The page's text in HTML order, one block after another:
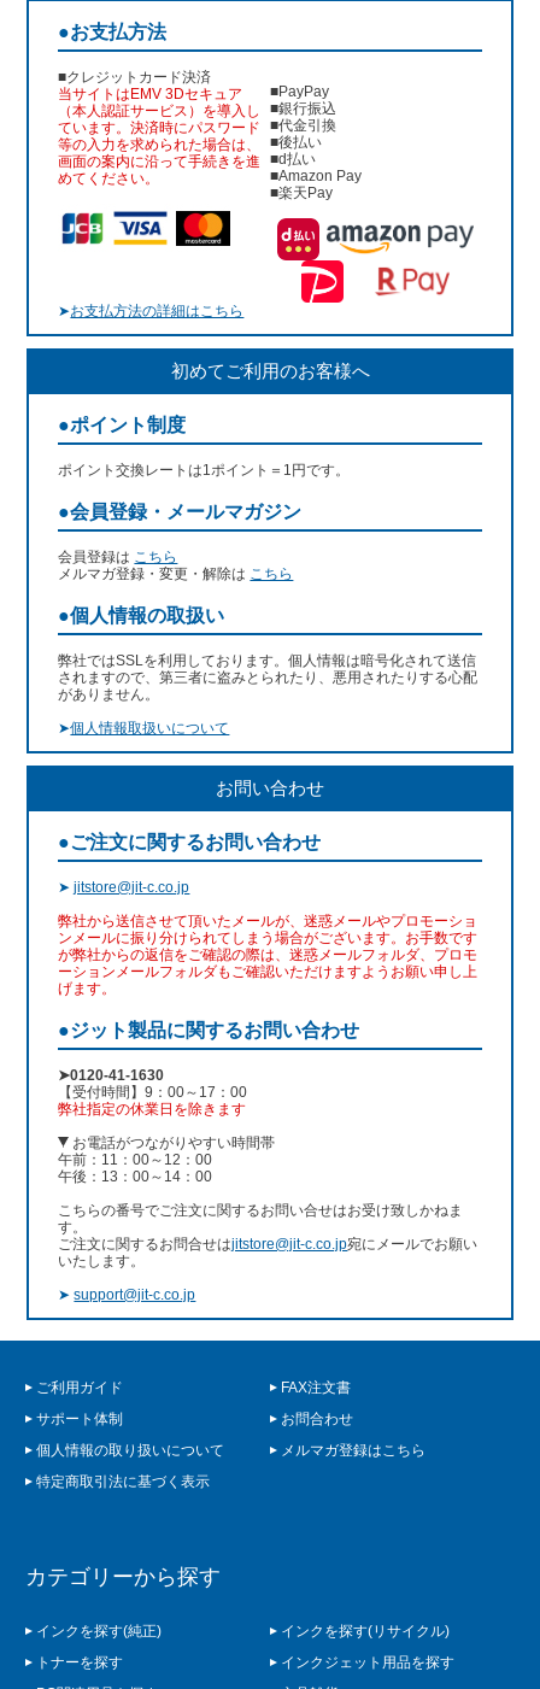
●お支払方法
■クレジットカード決済
当サイトはEMV 3Dセキュア
（本人認証サービス）を導入し
ています。決済時にパスワード
等の入力を求められた場合は、
画面の案内に沿って手続きを進
めてください。
■PayPay
■銀行振込
■代金引換
■後払い
■d払い
■Amazon Pay
■楽天Pay
➤お支払方法の詳細はこちら
初めてご利用のお客様へ
●ポイント制度
ポイント交換レートは1ポイント＝1円です。
●会員登録・メールマガジン
会員登録は こちら
メルマガ登録・変更・解除は こちら
●個人情報の取扱い
弊社ではSSLを利用しております。個人情報は暗号化されて送信
されますので、第三者に盗みとられたり、悪用されたりする心配
がありません。
➤個人情報取扱いについて
お問い合わせ
●ご注文に関するお問い合わせ
➤jitstore@jit-c.co.jp
弊社から送信させて頂いたメールが、迷惑メールやプロモーショ
ンメールに振り分けられてしまう場合がございます。お手数です
が弊社からの返信をご確認の際は、迷惑メールフォルダ、プロモ
ーションメールフォルダもご確認いただけますようお願い申し上
げます。
●ジット製品に関するお問い合わせ
➤0120-41-1630
【受付時間】9：00～17：00
弊社指定の休業日を除きます
お電話がつながりやすい時間帯
午前：11：00～12：00
午後：13：00～14：00
こちらの番号でご注文に関するお問い合せはお受け致しかねま
す。
ご注文に関するお問合せはjitstore@jit-c.co.jp宛にメールでお願い
いたします。
➤support@jit-c.co.jp
ご利用ガイド
FAX注文書
サポート体制
お問合わせ
個人情報の取り扱いについて
メルマガ登録はこちら
特定商取引法に基づく表示
カテゴリーから探す
インクを探す(純正)
インクを探す(リサイクル)
トナーを探す
インクジェット用品を探す